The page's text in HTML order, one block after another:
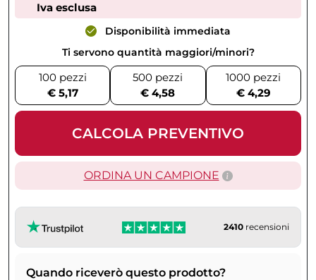
Iva esclusa
Disponibilità immediata
Ti servono quantità maggiori/minori?
100 pezzi
€ 5,17
500 pezzi
€ 4,58
1000 pezzi
€ 4,29
CALCOLA PREVENTIVO
ORDINA UN CAMPIONE
2410 recensioni
Quando riceverò questo prodotto?